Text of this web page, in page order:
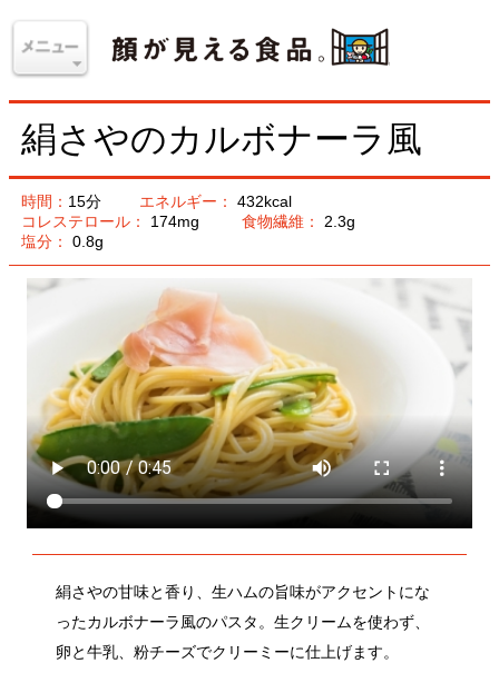
絹さやのカルボナーラ風
時間：15分 エネルギー：432kcal
コレステロール：
174mg 食物繊維：2.3g
塩分：0.8g
絹さやの甘味と香り、生ハムの旨味がアクセントにな
ったカルボナーラ風のパスタ。生クリームを使わず、
材料